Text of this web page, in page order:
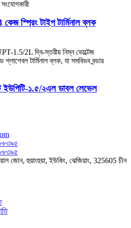
স্প্রিং টাইপ টার্মিনাল ব্লক
ইউপিটি-১.৫/২এল ডাবল লেভেল
জোন, হুয়াংহুয়া, ইউকিং, ঝেজিয়াং, 325605 চীন